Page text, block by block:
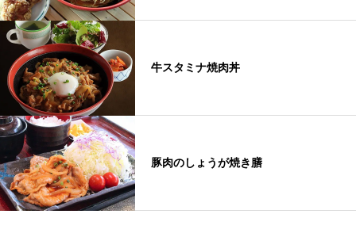
牛スタミナ焼肉丼
豚肉のしょうが焼き膳